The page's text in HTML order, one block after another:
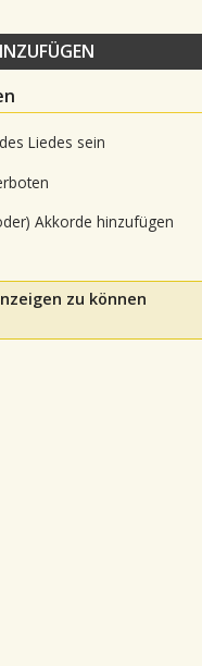
Liedes sein
Akkorde hinzufügen
zu können